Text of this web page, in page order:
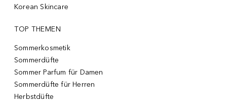
Korean Skincare
TOP THEMEN
Sommerkosmetik
Sommerdüfte
Sommer Parfum für Damen
Sommerdüfte für Herren
Herbstdüfte